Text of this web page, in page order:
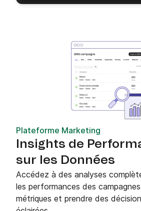
Plateforme Marketing
Insights de
sur les Données
Accédez à des analyses
les performances des
métriques et prendre des